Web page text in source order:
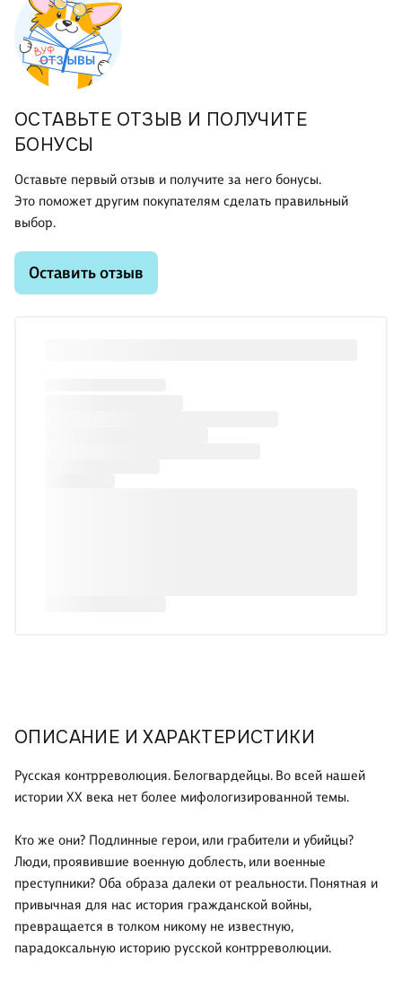
ОПИСАНИЕ И ХАРАКТЕРИСТИКИ
Русская контрреволюция. Белогвардейцы. Во всей нашей
истории ХХ века нет более мифологизированной темы.
Кто же они? Подлинные герои, или грабители и убийцы?
Люди, проявившие военную доблесть, или военные
преступники? Оба образа далеки от реальности. Понятная и
привычная для нас история гражданской войны,
превращается в толком никому не известную,
парадоксальную историю русской контрреволюции.
ОСТАВЬТЕ ОТЗЫВ И ПОЛУЧИТЕ
БОНУСЫ
Оставьте первый отзыв и получите за него бонусы.
Это поможет другим покупателям сделать правильный
выбор.
Оставить отзыв